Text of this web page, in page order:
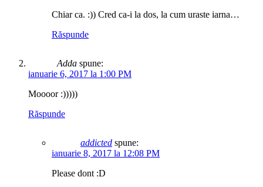
Chiar ca. :)) Cred ca-i la dos, la cum uraste iarna…
Răspunde
Adda spune:
ianuarie 6, 2017 la 1:00 PM
Moooor :)))))
Răspunde
addicted spune:
ianuarie 8, 2017 la 12:08 PM
Please dont :D